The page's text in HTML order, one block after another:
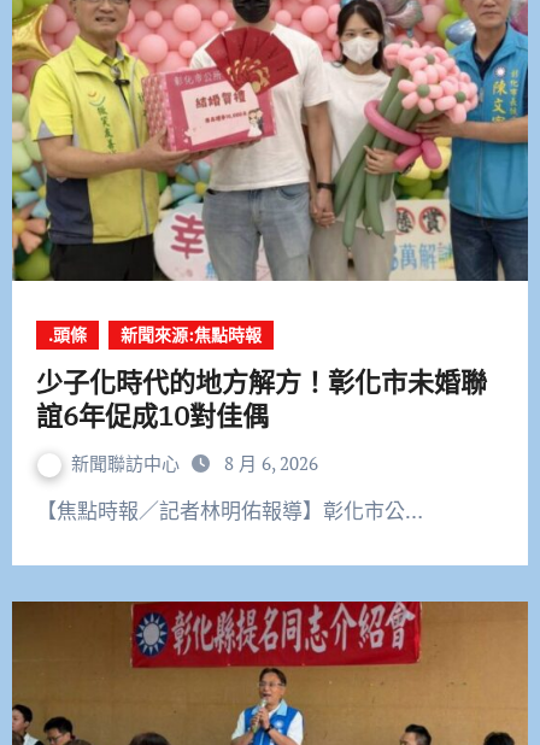
.頭條 新聞來源:焦點時報
少子化時代的地方解方！彰化市未婚聯
誼6年促成10對佳偶
新聞聯訪中心 8 月 6, 2026
【焦點時報／記者林明佑報導】彰化市公…